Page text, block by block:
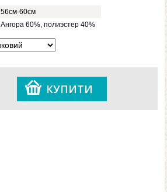
56см-60см
Ангора 60%, полиэстер 40%
КУПИТИ